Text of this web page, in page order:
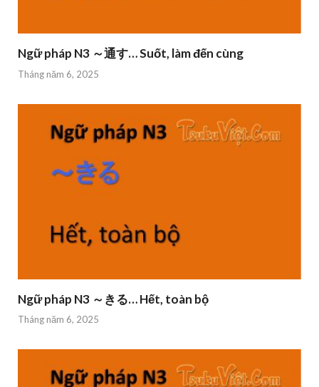
Ngữ pháp N3 ～通す… Suốt, làm đến cùng
Tháng năm 6, 2025
Ngữ pháp N3 ～きる… Hết, toàn bộ
Tháng năm 6, 2025